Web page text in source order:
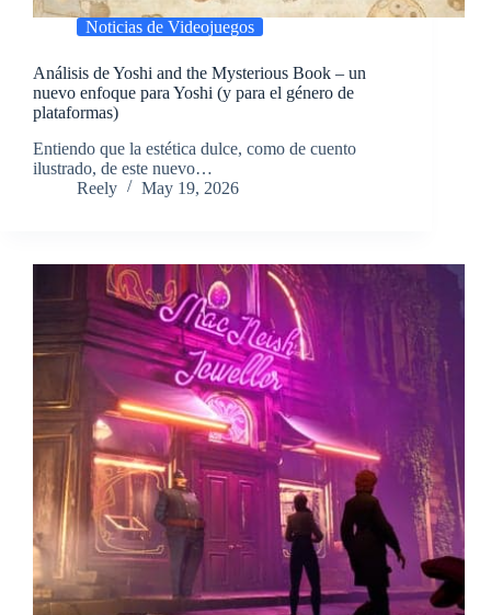
Noticias de Videojuegos
Análisis de Yoshi and the Mysterious Book – un
nuevo enfoque para Yoshi (y para el género de
plataformas)
​Entiendo que la estética dulce, como de cuento
ilustrado, de este nuevo…
Reely
May 19, 2026